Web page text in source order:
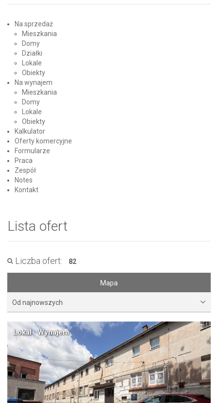
Na sprzedaż
Mieszkania
Domy
Działki
Lokale
Obiekty
Na wynajem
Mieszkania
Domy
Lokale
Obiekty
Kalkulator
Oferty komercyjne
Formularze
Praca
Zespół
Notes
Kontakt
Lista ofert
Liczba ofert: 82
Mapa
Od najnowszych
Lokal · Wynajem